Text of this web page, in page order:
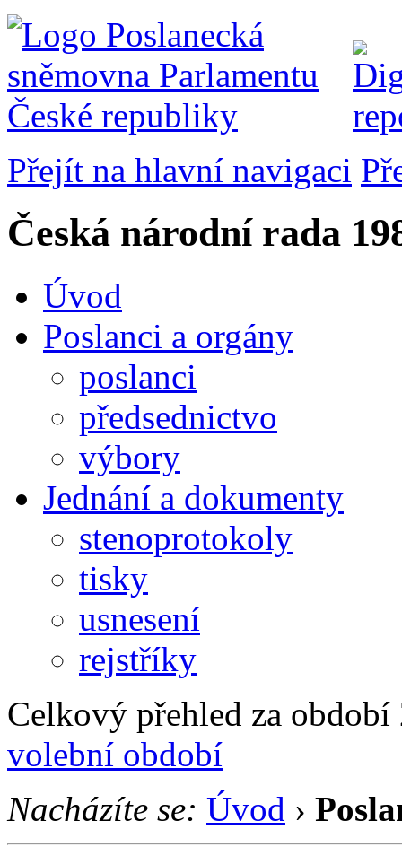
Přejít na hlavní navigaci
Česká národní rada
Úvod
Poslanci a orgány
poslanci
předsednictvo
výbory
Jednání a dokumenty
stenoprotokoly
tisky
usnesení
rejstříky
Celkový přehled za
volební období
Nacházíte se: Úvod ›